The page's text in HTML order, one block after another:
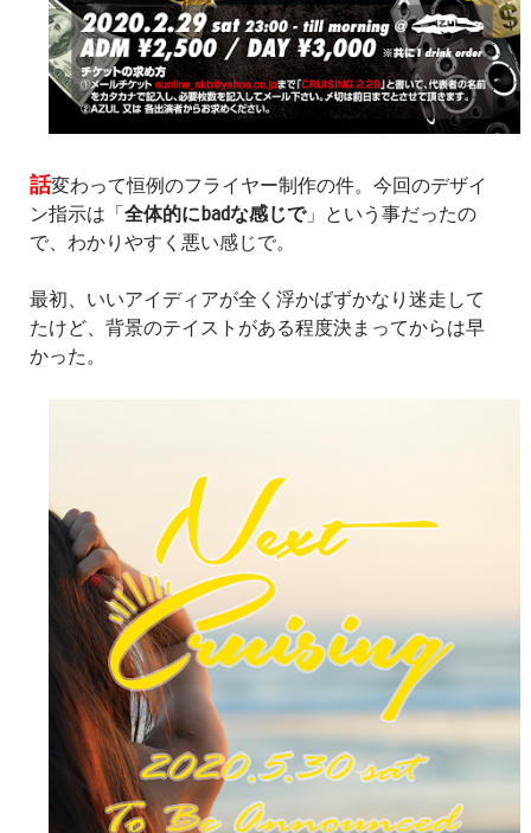
話変わって恒例のフライヤー制作の件。今回のデザイ
ン指示は「 全体的にbadな感じで」という事だったの
で、わかりやすく悪い感じで。
最初、いいアイディアが全く浮かばずかなり迷走して
たけど、背景のテイストがある程度決まってからは早
かった。